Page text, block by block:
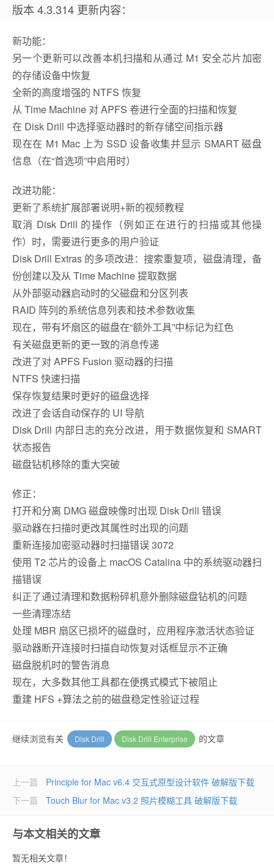
版本 4.3.314 更新内容：
新功能：
另一个更新可以改善本机扫描和从通过 M1 安全芯片加密
的存储设备中恢复
全新的高度增强的 NTFS 恢复
从 Time Machine 对 APFS 卷进行全面的扫描和恢复
在 Disk Drill 中选择驱动器时的新存储空间指示器
现在在 M1 Mac 上为 SSD 设备收集并显示 SMART 磁盘
信息（在“首选项”中启用时）
改进功能：
更新了系统扩展部署说明+新的视频教程
取消 Disk Drill 的操作（例如正在进行的扫描或其他操
作）时，需要进行更多的用户验证
Disk Drill Extras 的多项改进：搜索重复项，磁盘清理，备
份创建以及从 Time Machine 提取数据
从外部驱动器启动时的父磁盘和分区列表
RAID 阵列的系统信息列表和技术参数收集
现在，带有坏扇区的磁盘在“额外工具”中标记为红色
有关磁盘更新的更一致的消息传递
改进了对 APFS Fusion 驱动器的扫描
NTFS 快速扫描
保存恢复结果时更好的磁盘选择
改进了会话自动保存的 UI 导航
Disk Drill 内部日志的充分改进，用于数据恢复和 SMART
状态报告
磁盘钻机移除的重大突破
修正：
打开和分离 DMG 磁盘映像时出现 Disk Drill 错误
驱动器在扫描时更改其属性时出现的问题
重新连接加密驱动器时扫描错误 3072
使用 T2 芯片的设备上 macOS Catalina 中的系统驱动器扫
描错误
纠正了通过清理和数据粉碎机意外删除磁盘钻机的问题
一些清理冻结
处理 MBR 扇区已损坏的磁盘时，应用程序激活状态验证
驱动器断开连接时扫描自动恢复对话框显示不正确
磁盘脱机时的警告消息
现在，大多数其他工具都在便携式模式下被阻止
重建 HFS +算法之前的磁盘稳定性验证过程
继续浏览有关 Disk Drill Disk Drill Enterprise 的文章
上一篇
Principle for Mac v6.4 交互式原型设计软件 破解版下载
Touch Blu‪r‬ for Mac v3.2 照片模糊工具 破解版下载
下一篇
与本文相关的文章
暂无相关文章！